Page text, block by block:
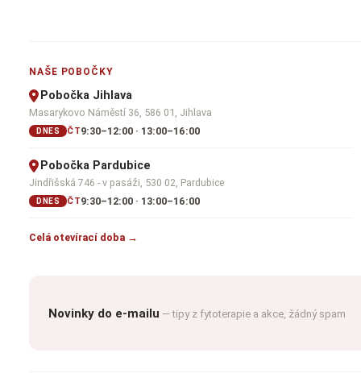
NAŠE POBOČKY
Pobočka Jihlava
Masarykovo Náměstí 36, 586 01, Jihlava
DNES ČT9:30–12:00 · 13:00–16:00
Pobočka Pardubice
Jindřišská 746 - v pasáži, 530 02, Pardubice
DNES ČT9:30–12:00 · 13:00–16:00
Celá otevírací doba →
Novinky do e-mailu — tipy z fytoterapie a akce, žádný spam